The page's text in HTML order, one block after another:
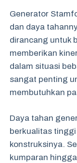
Generator
dan daya
dirancang untuk
memberikan
dalam situasi
sangat penting
membutuhkan
Daya tahan
berkualitas
konstruksinya.
kumparan